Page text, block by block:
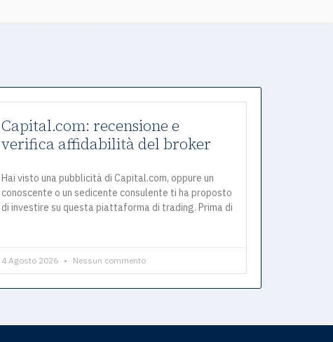
Capital.com: recensione e
verifica affidabilità del broker
Hai visto una pubblicità di Capital.com, oppure un
conoscente o un sedicente consulente ti ha proposto
di investire su questa piattaforma di trading. Prima di
4 Agosto 2026 Nessun commento